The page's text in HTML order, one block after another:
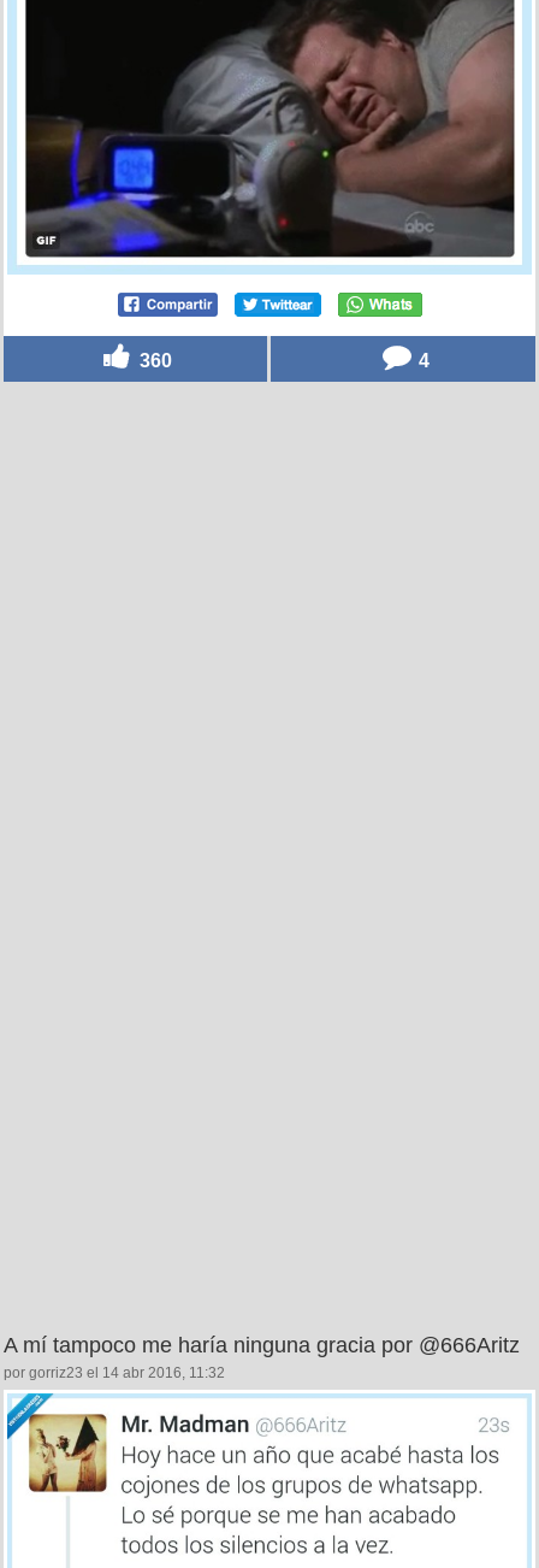
360 4
A mí tampoco me haría ninguna gracia por @666Aritz
por gorriz23 el 14 abr 2016, 11:32